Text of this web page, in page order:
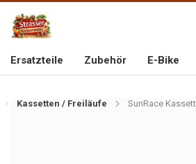
IMPORTEUR VON HOCHWERTIGEN FAHRRAD-
Ersatzteile Zubehör E-Bike
Kassetten / Freiläufe SunRace